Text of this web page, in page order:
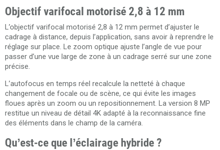
Objectif varifocal motorisé 2,8 à 12 mm
L’objectif varifocal motorisé 2,8 à 12 mm permet d’ajuster le
cadrage à distance, depuis l’application, sans avoir à reprendre le
réglage sur place. Le zoom optique ajuste l’angle de vue pour
passer d’une vue large de zone à un cadrage serré sur une zone
précise.
L’autofocus en temps réel recalcule la netteté à chaque
changement de focale ou de scène, ce qui évite les images
floues après un zoom ou un repositionnement. La version 8 MP
restitue un niveau de détail 4K adapté à la reconnaissance fine
des éléments dans le champ de la caméra.
Qu’est-ce que l’éclairage hybride ?